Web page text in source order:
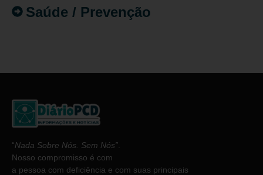
Saúde / Prevenção
“Nada Sobre Nós. Sem Nós”
Nosso compromisso é com
a pessoa com deficiência e com suas principais